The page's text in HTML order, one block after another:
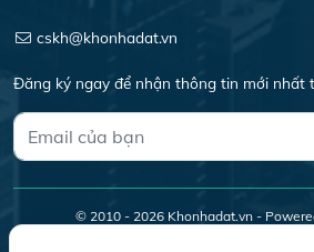
cskh@khonhadat.vn
Đăng ký ngay để nhận thông tin mới nhất
© 2010 - 2026 Khonhadat.vn -